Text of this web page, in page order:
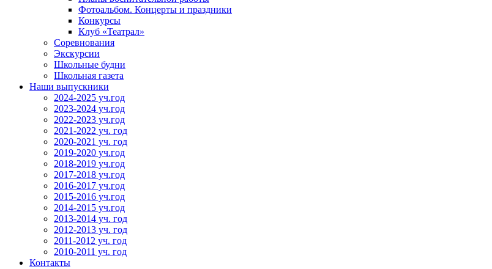
Фотоальбом. Концерты и праздники
Конкурсы
Клуб «Театрал»
Соревнования
Экскурсии
Школьные будни
Школьная газета
Наши выпускники
2024-2025 уч.год
2023-2024 уч.год
2022-2023 уч.год
2021-2022 уч. год
2020-2021 уч. год
2019-2020 уч.год
2018-2019 уч.год
2017-2018 уч.год
2016-2017 уч.год
2015-2016 уч.год
2014-2015 уч.год
2013-2014 уч. год
2012-2013 уч. год
2011-2012 уч. год
2010-2011 уч. год
Контакты